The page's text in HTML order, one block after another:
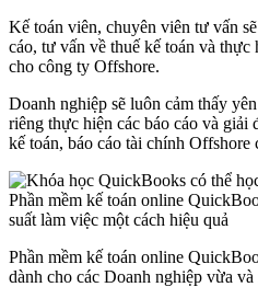
Kế toán viên, chuyên viên tư vấn
cáo, tư vấn về thuế kế toán và thực
cho công ty Offshore.
Doanh nghiệp sẽ luôn cảm thấy
riêng thực hiện các báo cáo và giải
kế toán, báo cáo tài chính Offshore
Phần mềm kế toán online
suất làm việc một cách hiệu quả
Phần mềm kế toán online
dành cho các Doanh nghiệp vừa và